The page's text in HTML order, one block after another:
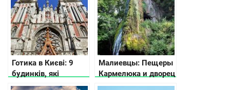
Готика в Києві: 9
будинків, які
дивують своєю
Малиевцы: Пещеры
Кармелюка и дворец
Орловских